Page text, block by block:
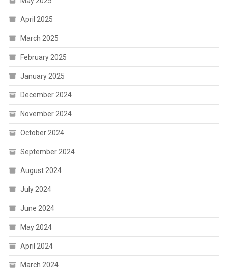
April 2025
March 2025
February 2025
January 2025
December 2024
November 2024
October 2024
September 2024
August 2024
July 2024
June 2024
May 2024
April 2024
March 2024